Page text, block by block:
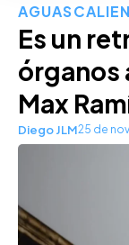
Es un
órganos
Max
Diego JLM25 de